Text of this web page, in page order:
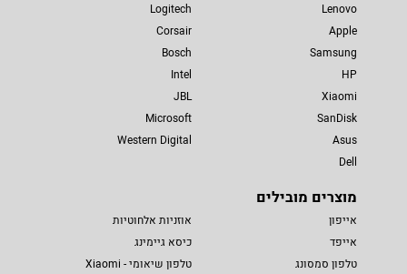
Lenovo
Apple
Samsung
HP
Xiaomi
SanDisk
Asus
Dell
Logitech
Corsair
Bosch
Intel
JBL
Microsoft
Western Digital
מוצרים מובילים
אייפון
אייפד
טלפון סמסונג
אוזניות אלחוטיות
כיסא גיימינג
טלפון שיאומי - Xiaomi